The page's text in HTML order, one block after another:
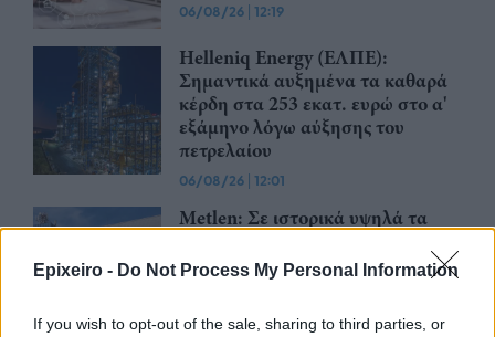
Epixeiro - Do Not Process My Personal Information
If you wish to opt-out of the sale, sharing to third parties, or
06/08/26 | 12:19
Helleniq Energy (ΕΛΠΕ):
Σημαντικά αυξημένα τα καθαρά
κέρδη στα 253 εκατ. ευρώ στο α'
εξάμηνο λόγω αύξησης του
πετρελαίου
06/08/26 | 12:01
Μetlen: Σε ιστορικά υψηλά τα
2026 - ντός τροχιάς του
σχεδιασμού
06/08/26|11:36